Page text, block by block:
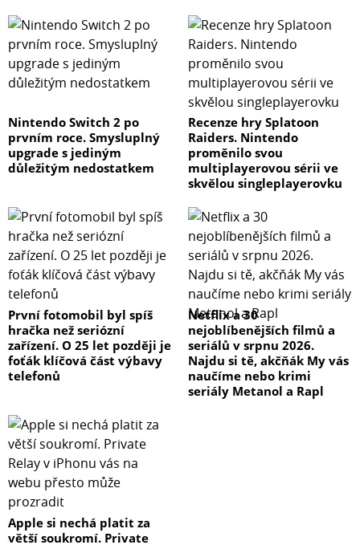
Nintendo Switch 2 po
prvním roce. Smysluplný
upgrade s jediným
důležitým nedostatkem
Recenze hry Splatoon
Raiders. Nintendo
proměnilo svou
multiplayerovou sérii ve
skvělou singleplayerovku
První fotomobil byl spíš
hračka než seriózní
zařízení. O 25 let později je
foťák klíčová část výbavy
telefonů
Netflix a 30
nejoblíbenějších filmů a
seriálů v srpnu 2026.
Najdu si tě, akčňák My vás
naučíme nebo krimi
seriály Metanol a Rapl
Apple si nechá platit za
větší soukromí. Private